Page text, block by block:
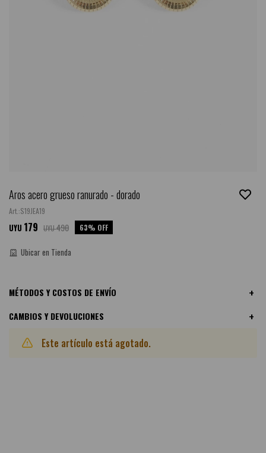
Aros acero grueso ranurado - dorado
S19JEA19
UYU 179 UYU490 63
Ubicar en Tienda
MÉTODOS Y COSTOS DE ENVÍO
CAMBIOS Y DEVOLUCIONES
Este artículo está agotado.